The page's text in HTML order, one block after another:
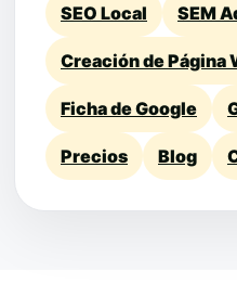
SEO Local SEM
Creación de Página
Ficha de Google
Precios Blog